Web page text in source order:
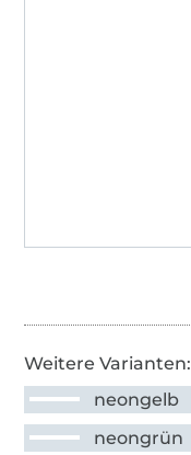
Weitere Varianten:
neongelb
neongrün